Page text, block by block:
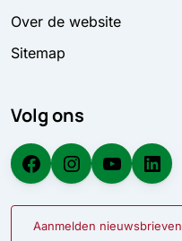
Over de website
Sitemap
Volg ons
Facebook Instagram YouTube LinkedIn
Aanmelden nieuwsbrieven